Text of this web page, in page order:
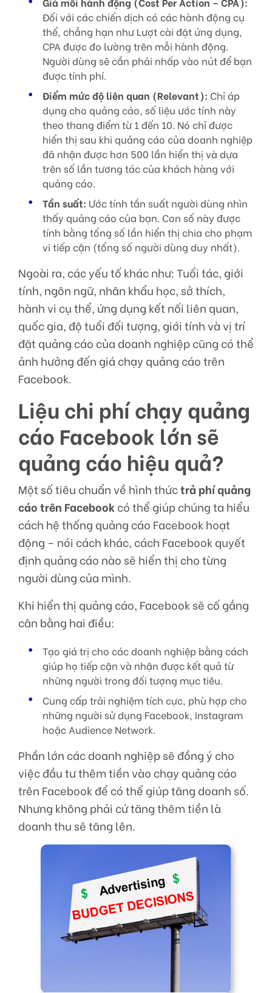
Đối với các chiến dịch có các hành động cụ
thể, chẳng hạn như Lượt cài đặt ứng dụng,
CPA được đo lường trên mỗi hành động.
Người dùng sẽ cần phải nhấp vào nút để bạn
được tính phí.
Điểm mức độ liên quan (Relevant): Chỉ áp
dụng cho quảng cáo, số liệu ước tính này
theo thang điểm từ 1 đến 10. Nó chỉ được
hiển thị sau khi quảng cáo của doanh nghiệp
đã nhận được hơn 500 lần hiển thị và dựa
trên số lần tương tác của khách hàng với
quảng cáo.
Tần suất: Ước tính tần suất người dùng nhìn
thấy quảng cáo của bạn. Con số này được
tính bằng tổng số lần hiển thị chia cho phạm
vi tiếp cận (tổng số người dùng duy nhất).
Ngoài ra, các yếu tố khác như: Tuổi tác, giới
tính, ngôn ngữ, nhân khẩu học, sở thích,
hành vi cụ thể, ứng dụng kết nối liên quan,
quốc gia, độ tuổi đối tượng, giới tính và vị trí
đặt quảng cáo của doanh nghiệp cũng có thể
ảnh hưởng đến giá chạy quảng cáo trên
Facebook.
Liệu chi phí chạy quảng
cáo Facebook lớn sẽ
quảng cáo hiệu quả?
Một số tiêu chuẩn về hình thứctrả phí quảng
cáo trên Facebook có thể giúp chúng ta hiểu
cách hệ thống quảng cáo Facebook hoạt
động – nói cách khác, cách Facebook quyết
định quảng cáo nào sẽ hiển thị cho từng
người dùng của mình.
Khi hiển thị quảng cáo, Facebook sẽ cố gắng
cân bằng hai điều:
Tạo giá trị cho các doanh nghiệp bằng cách
giúp họ tiếp cận và nhận được kết quả từ
những người trong đối tượng mục tiêu.
Cung cấp trải nghiệm tích cực, phù hợp cho
những người sử dụng Facebook, Instagram
hoặc Audience Network.
Phần lớn các doanh nghiệp sẽ đồng ý cho
việc đầu tư thêm tiền vào chạy quảng cáo
trên Facebook để có thể giúp tăng doanh số.
Nhưng không phải cứ tăng thêm tiền là
doanh thu sẽ tăng lên.